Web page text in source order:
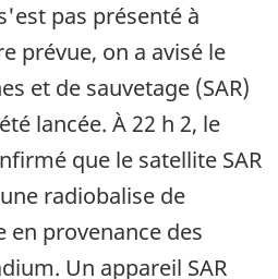
pas présenté à
prévue, on a avisé le
et de sauvetage (SAR)
lancée. À 22 h 2, le
que le satellite SAR
radiobalise de
provenance des
Un appareil SAR